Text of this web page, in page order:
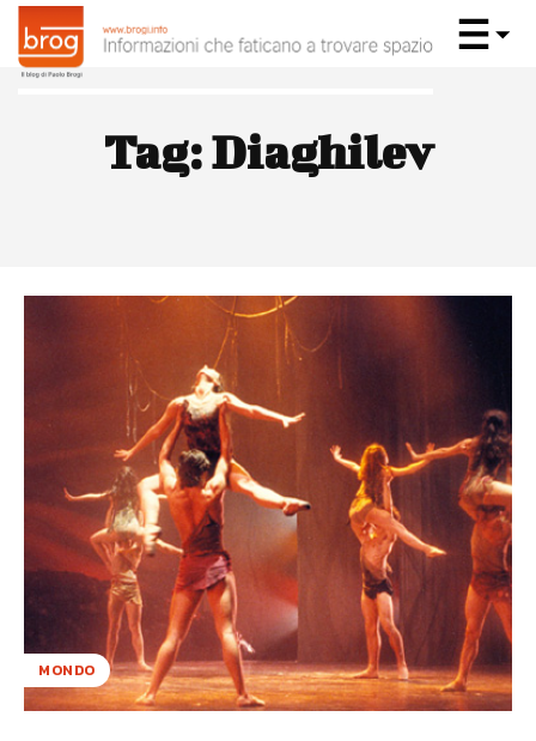
Tag:Diaghilev
MONDO